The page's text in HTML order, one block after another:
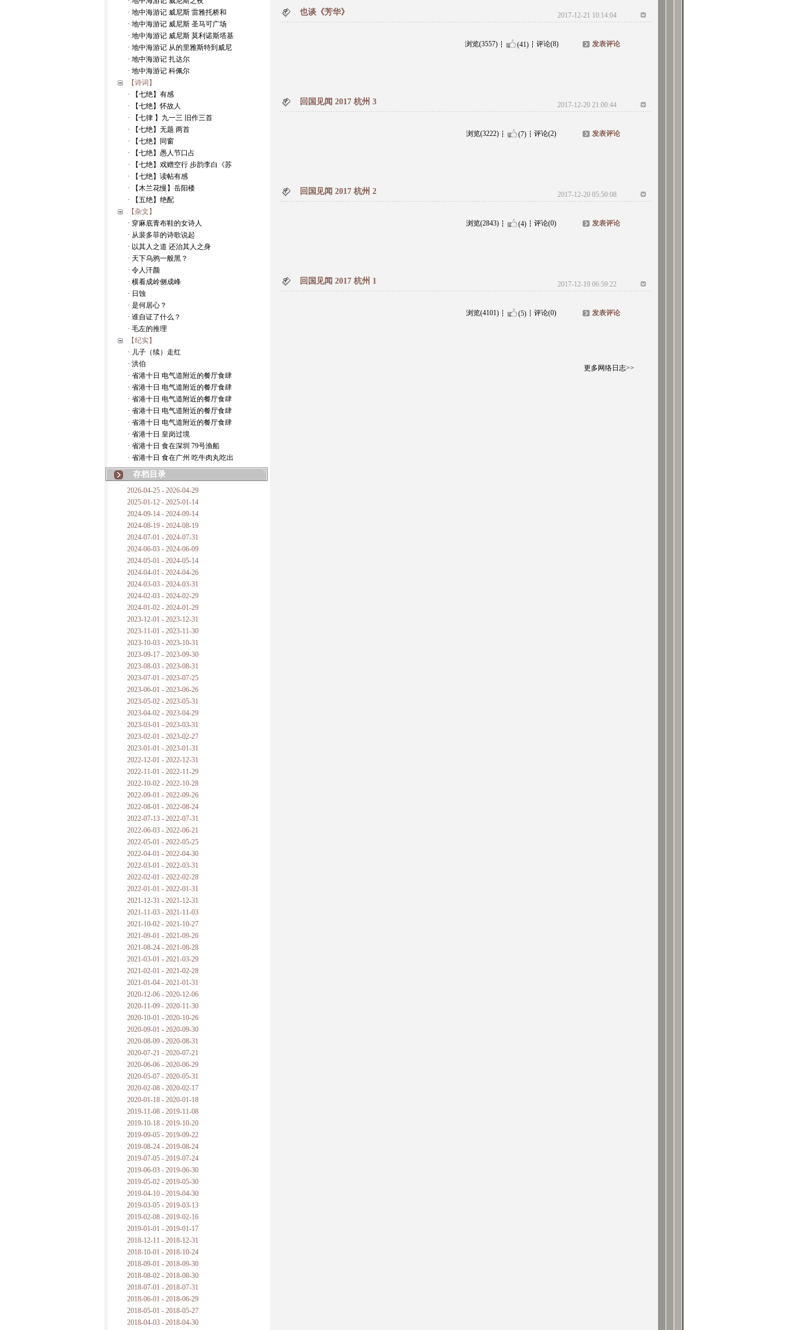
· 地中海游记 威尼斯 雷雅托桥和
· 地中海游记 威尼斯 圣马可广场
· 地中海游记 威尼斯 莫利诺斯塔基
· 地中海游记 从的里雅斯特到威尼
· 地中海游记 扎达尔
· 地中海游记 科佩尔
【诗词】
· 【七绝】有感
· 【七绝】怀故人
· 【七律 】九一三 旧作三首
· 【七绝】无题 两首
· 【七绝】同窗
· 【七绝】愚人节口占
· 【七绝】戏赠空行 步韵李白《苏
· 【七绝】读帖有感
· 【木兰花慢】岳阳楼
· 【五绝】绝配
【杂文】
· 穿麻底青布鞋的女诗人
· 从裴多菲的诗歌说起
· 以其人之道 还治其人之身
· 天下乌鸦一般黑？
· 令人汗颜
· 横看成岭侧成峰
· 日蚀
· 是何居心？
· 谁自证了什么？
· 毛左的推理
【纪实】
· 儿子（续）走红
· 洪伯
· 省港十日 电气道附近的餐厅食肆
· 省港十日 电气道附近的餐厅食肆
· 省港十日 电气道附近的餐厅食肆
· 省港十日 电气道附近的餐厅食肆
· 省港十日 电气道附近的餐厅食肆
· 省港十日 皇岗过境
· 省港十日 食在深圳 79号渔船
· 省港十日 食在广州 吃牛肉丸吃出
存档目录
2026-04-25 - 2026-04-29
2025-01-12 - 2025-01-14
2024-09-14 - 2024-09-14
2024-08-19 - 2024-08-19
2024-07-01 - 2024-07-31
2024-06-03 - 2024-06-09
2024-05-01 - 2024-05-14
2024-04-01 - 2024-04-26
2024-03-03 - 2024-03-31
2024-02-03 - 2024-02-29
2024-01-02 - 2024-01-29
2023-12-01 - 2023-12-31
2023-11-01 - 2023-11-30
2023-10-03 - 2023-10-31
2023-09-17 - 2023-09-30
2023-08-03 - 2023-08-31
2023-07-01 - 2023-07-25
2023-06-01 - 2023-06-26
2023-05-02 - 2023-05-31
2023-04-02 - 2023-04-29
2023-03-01 - 2023-03-31
2023-02-01 - 2023-02-27
2023-01-01 - 2023-01-31
2022-12-01 - 2022-12-31
2022-11-01 - 2022-11-29
2022-10-02 - 2022-10-28
2022-09-01 - 2022-09-26
2022-08-01 - 2022-08-24
2022-07-13 - 2022-07-31
2022-06-03 - 2022-06-21
2022-05-01 - 2022-05-25
2022-04-01 - 2022-04-30
2022-03-01 - 2022-03-31
2022-02-01 - 2022-02-28
2022-01-01 - 2022-01-31
2021-12-31 - 2021-12-31
2021-11-03 - 2021-11-03
2021-10-02 - 2021-10-27
2021-09-01 - 2021-09-26
2021-08-24 - 2021-08-28
2021-03-01 - 2021-03-29
2021-02-01 - 2021-02-28
2021-01-04 - 2021-01-31
2020-12-06 - 2020-12-06
2020-11-09 - 2020-11-30
2020-10-01 - 2020-10-26
2020-09-01 - 2020-09-30
2020-08-09 - 2020-08-31
2020-07-21 - 2020-07-21
2020-06-06 - 2020-06-29
2020-05-07 - 2020-05-31
2020-02-08 - 2020-02-17
2020-01-18 - 2020-01-18
2019-11-08 - 2019-11-08
2019-10-18 - 2019-10-20
2019-09-05 - 2019-09-22
2019-08-24 - 2019-08-24
2019-07-05 - 2019-07-24
2019-06-03 - 2019-06-30
2019-05-02 - 2019-05-30
2019-04-10 - 2019-04-30
2019-03-05 - 2019-03-13
2019-02-08 - 2019-02-16
2019-01-01 - 2019-01-17
2018-12-11 - 2018-12-31
2018-10-01 - 2018-10-24
2018-09-01 - 2018-09-30
2018-08-02 - 2018-08-30
2018-07-01 - 2018-07-31
2018-06-01 - 2018-06-29
2018-05-01 - 2018-05-27
2018-04-03 - 2018-04-30
也谈《芳华》 2017-12-21 10:14:04
浏览(3557) (41) 评论(8) 发表评论
回国见闻 2017 杭州 3 2017-12-20 21:00:44
浏览(3222) (7) 评论(2) 发表评论
回国见闻 2017 杭州 2 2017-12-20 05:50:08
浏览(2843) (4) 评论(0) 发表评论
回国见闻 2017 杭州 1 2017-12-19 06:59:22
浏览(4101) (5) 评论(0) 发表评论
更多网络日志>>